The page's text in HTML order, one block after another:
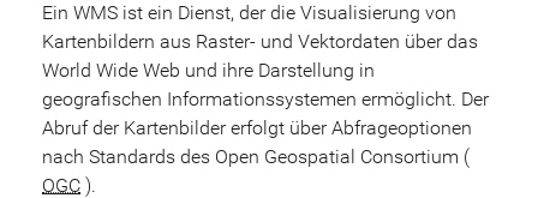
Ein WMS ist ein Dienst, der die Visualisierung von
Kartenbildern aus Raster- und Vektordaten über das
World Wide Web und ihre Darstellung in
geografischen Informationssystemen ermöglicht. Der
Abruf der Kartenbilder erfolgt über Abfrageoptionen
nach Standards des Open Geospatial Consortium (
OGC ).